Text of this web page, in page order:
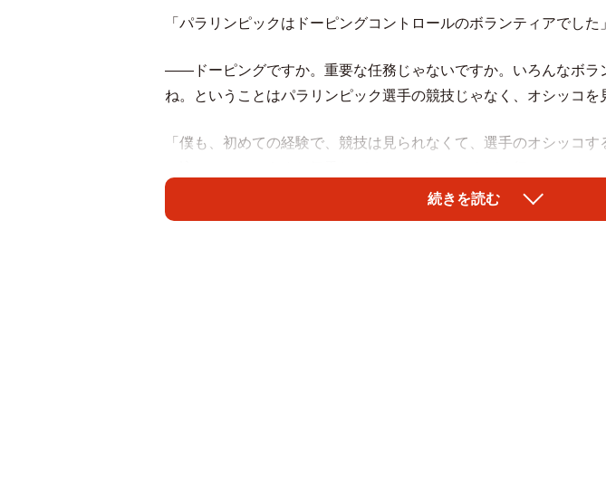
「パラリンピックはドーピングコントロールのボランティアでした」
――ドーピングですか。重要な任務じゃないですか。いろんなボラ
ね。ということはパラリンピック選手の競技じゃなく、オシッコを
「僕も、初めての経験で、競技は見られなくて、選手のオシッコ
――意外と楽しかったんですか？
続きを読む